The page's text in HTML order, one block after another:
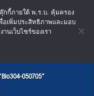
050705”
คุ๊กกี้ภายใต้ พ.ร.บ. คุ้มครอง
อเพิ่มประสิทธิภาพและมอบ
นเว็บไซร์ของเรา